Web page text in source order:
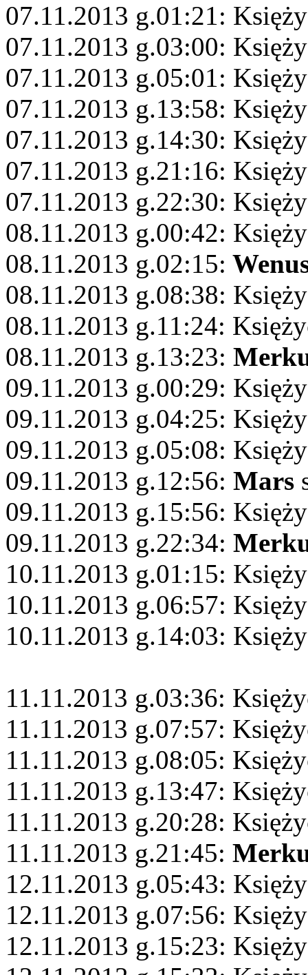
07.11.2013 g.01:21:
07.11.2013 g.03:00:
07.11.2013 g.05:01:
07.11.2013 g.13:58:
07.11.2013 g.14:30:
07.11.2013 g.21:16:
07.11.2013 g.22:30:
08.11.2013 g.00:42:
08.11.2013 g.02:15:
08.11.2013 g.08:38:
08.11.2013 g.11:24:
08.11.2013 g.13:23:
09.11.2013 g.00:29:
09.11.2013 g.04:25:
09.11.2013 g.05:08:
09.11.2013 g.12:56: Mars
09.11.2013 g.15:56:
09.11.2013 g.22:34:
10.11.2013 g.01:15:
10.11.2013 g.06:57:
10.11.2013 g.14:03:
11.11.2013 g.03:36:
11.11.2013 g.07:57:
11.11.2013 g.08:05:
11.11.2013 g.13:47:
11.11.2013 g.20:28:
11.11.2013 g.21:45:
12.11.2013 g.05:43:
12.11.2013 g.07:56:
12.11.2013 g.15:23: